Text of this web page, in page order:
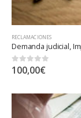
RECLAMACIONES
0 out of 5
100,00€